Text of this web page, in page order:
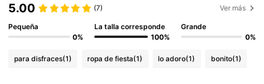
5.00 (7) Ver más
Pequeña
0%
La talla corresponde
100%
Grande
0%
para disfraces(1) ropa de fiesta(1) lo adoro(1) bonito(1)